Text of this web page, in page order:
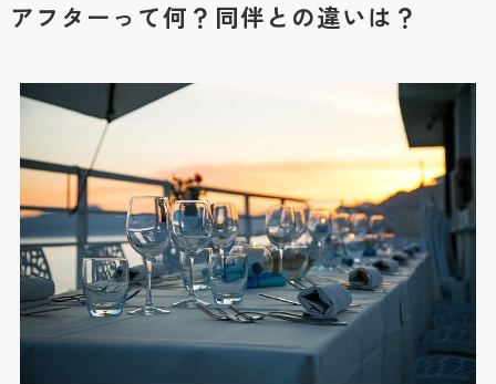
アフターって何？同伴との違いは？